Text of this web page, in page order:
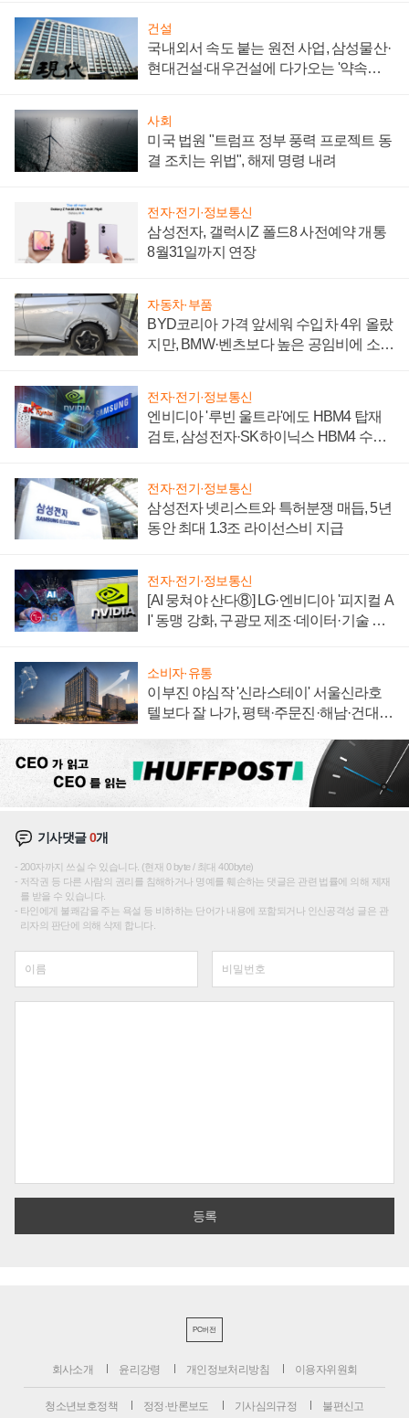
건설
국내외서 속도 붙는 원전 사업, 삼성물산·
현대건설·대우건설에 다가오는 '약속의
사회
미국 법원 "트럼프 정부 풍력 프로젝트 동
결 조치는 위법", 해제 명령 내려
전자·전기·정보통신
삼성전자, 갤럭시Z 폴드8 사전예약 개통
8월31일까지 연장
자동차·부품
BYD코리아 가격 앞세워 수입차 4위 올랐
지만, BMW·벤츠보다 높은 공임비에 소비
전자·전기·정보통신
엔비디아 '루빈 울트라'에도 HBM4 탑재
검토, 삼성전자·SK하이닉스 HBM4 수율
전자·전기·정보통신
삼성전자 넷리스트와 특허분쟁 매듭, 5년
동안 최대 1.3조 라이선스비 지급
전자·전기·정보통신
[AI 뭉쳐야 산다⑧] LG·엔비디아 '피지컬 A
I' 동맹 강화, 구광모 제조·데이터·기술 결
소비자·유통
이부진 야심작 '신라스테이' 서울신라호
텔보다 잘 나가, 평택·주문진·해남·건대로
기사댓글0개
200자까지 쓰실 수 있습니다. (현재 0 byte / 최대 400byte)
저작권 등 다른 사람의 권리를 침해하거나 명예를 훼손하는 댓글은 관련 법률에 의해 제재
를 받을 수 있습니다.
타인에게 불쾌감을 주는 욕설 등 비하하는 단어가 내용에 포함되거나 인신공격성 글은 관
리자의 판단에 의해 삭제 합니다.
PC버전
회사소개 윤리강령 개인정보처리방침 이용자위원회
청소년보호정책 정정·반론보도 기사심의규정 불편신고